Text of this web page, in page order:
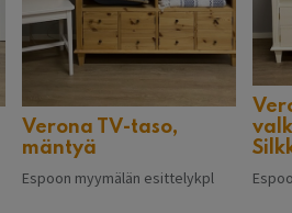
Verona TV-taso,
mäntyä
Espoon myymälän esittelykpl